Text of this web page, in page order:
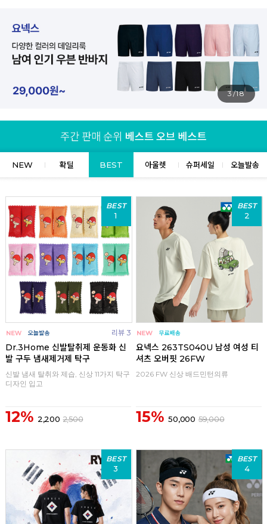
4/18
NEW 확딜 BEST 아울렛 슈퍼세일 오늘발송
BEST
1
리뷰 3
Dr.3Home 신발탈취제 운동화 신
발 구두 냄새제거제 탁구
신발 냄새 탈취와 제습, 신상 11가지 탁구
디자인 입고
12% 2,200 2,500
BEST
2
요넥스 263TS040U 남성 여성 티
셔츠 오버핏 26FW
2026 FW 신상 배드민턴의류
15% 50,000 59,000
BEST
3
BEST
4